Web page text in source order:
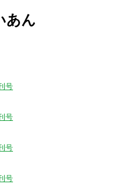
あん
号
号
号
号